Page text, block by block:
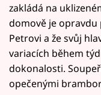
zakládá na
domově je opravdu
Petrovi a že svůj
variacích během
dokonalosti.
opečenými